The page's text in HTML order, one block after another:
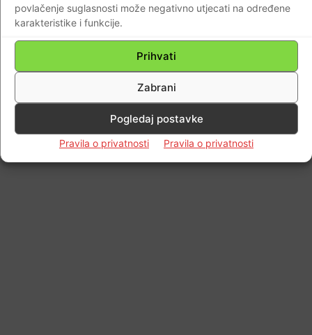
povlačenje suglasnosti može negativno utjecati na određene
karakteristike i funkcije.
Prihvati
Zabrani
Pogledaj postavke
Pravila o privatnosti Pravila o privatnosti
© Newspaper WordPress Theme by TagDiv